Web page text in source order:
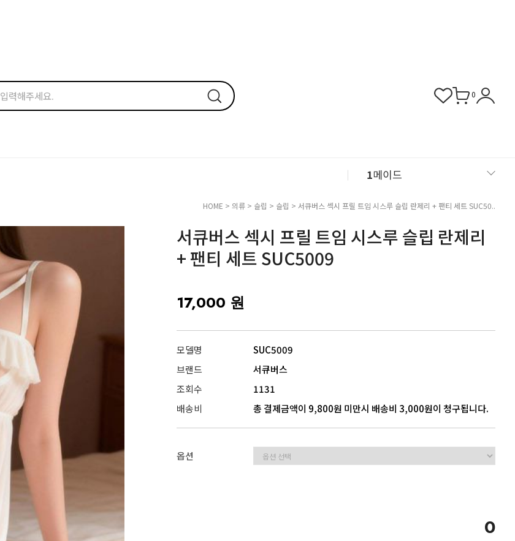
0
1메이드
2섹시 슬립
3버니걸
HOME > 의류 > 슬립 > 슬립 > 서큐버스 섹시 프릴 트임 시스루 슬립 란제리 + 팬티 세트 SUC50..
서큐버스 섹시 프릴 트임 시스루 슬립 란제리
+ 팬티 세트 SUC5009
17,000 원
모델명
SUC5009
브랜드
서큐버스
조회수
1131
배송비
총 결제금액이 9,800원 미만시 배송비 3,000원이 청구됩니다.
옵션
0